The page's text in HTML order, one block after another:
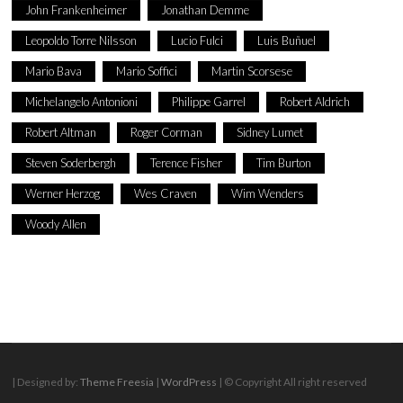
John Frankenheimer Jonathan Demme
Leopoldo Torre Nilsson Lucio Fulci Luis Buñuel
Mario Bava Mario Soffici Martin Scorsese
Michelangelo Antonioni Philippe Garrel Robert Aldrich
Robert Altman Roger Corman Sidney Lumet
Steven Soderbergh Terence Fisher Tim Burton
Werner Herzog Wes Craven Wim Wenders
Woody Allen
| Designed by:Theme Freesia |WordPress | © Copyright All right reserved